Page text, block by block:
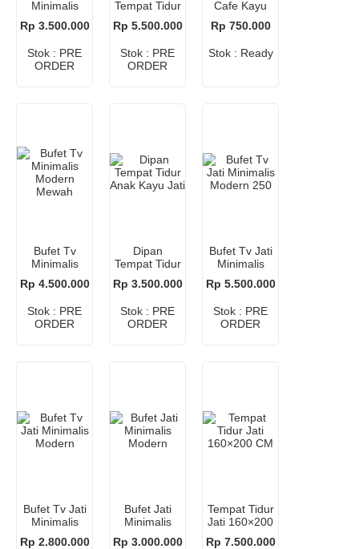
Minimalis
Rp 3.500.000
Stok : PRE
ORDER
Tempat Tidur
cm
Rp 5.500.000
Stok : PRE
ORDER
Cafe Kayu
Rp 750.000
Stok : Ready
Bufet Tv
Minimalis
Mewah
Rp 4.500.000
Stok : PRE
ORDER
Dipan
Tempat Tidur
Jati
Rp 3.500.000
Stok : PRE
ORDER
Bufet Tv Jati
Minimalis
Rp 5.500.000
Stok : PRE
ORDER
Bufet Tv Jati
Minimalis
Rp 2.800.000
Bufet Jati
Minimalis
Rp 3.000.000
Tempat Tidur
Jati 160×200
Rp 7.500.000